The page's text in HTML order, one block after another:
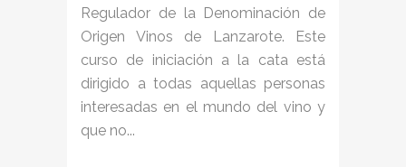
Regulador de la Denominación de
Origen Vinos de Lanzarote. Este
curso de iniciación a la cata está
dirigido a todas aquellas personas
interesadas en el mundo del vino y
que no...